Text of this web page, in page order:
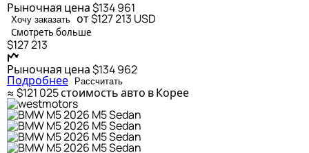
Рыночная цена$134 961
Хочу заказать от $127 213 USD
Смотреть больше
$127 213
Рыночная цена$134 962
Подробнее Рассчитать
≈ $121 025стоимость авто в Корее